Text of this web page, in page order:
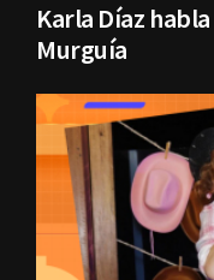
Karla Díaz
Murguía